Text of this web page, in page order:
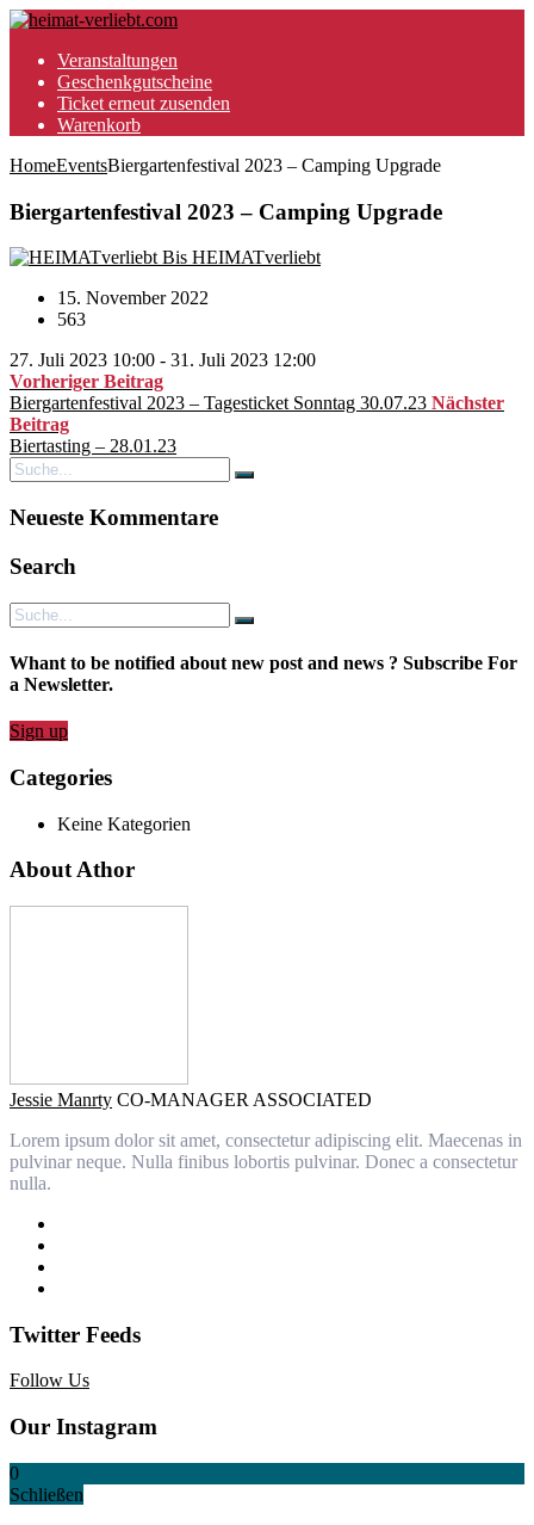
Veranstaltungen
Geschenkgutscheine
Ticket erneut zusenden
Warenkorb
HomeEventsBiergartenfestival 2023 – Camping Upgrade
Biergartenfestival 2023 – Camping Upgrade
Bis HEIMATverliebt
15. November 2022
563
27. Juli 2023 10:00 - 31. Juli 2023 12:00
Vorheriger Beitrag
Biergartenfestival 2023 – Tagesticket Sonntag 30.07.23 Nächster
Beitrag
Biertasting – 28.01.23
Neueste Kommentare
Search
Whant to be notified about new post and news ? Subscribe For
a Newsletter.
Sign up
Categories
Keine Kategorien
About Athor
Jessie Manrty CO-MANAGER ASSOCIATED
Lorem ipsum dolor sit amet, consectetur adipiscing elit. Maecenas in
pulvinar neque. Nulla finibus lobortis pulvinar. Donec a consectetur
nulla.
Twitter Feeds
Follow Us
Our Instagram
0
Schließen